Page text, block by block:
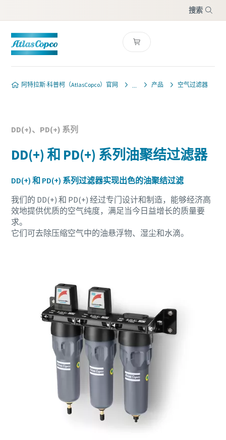
搜索
阿特拉斯·科普柯（AtlasCopco）官网 产品 空气过滤器
DD(+)、PD(+) 系列
DD(+) 和 PD(+) 系列油聚结过滤器
DD(+) 和 PD(+) 系列过滤器实现出色的油聚结过滤
我们的 DD(+) 和 PD(+) 经过专门设计和制造，能够经济高
效地提供优质的空气纯度，满足当今日益增长的质量要
求。
它们可去除压缩空气中的油悬浮物、湿尘和水滴。